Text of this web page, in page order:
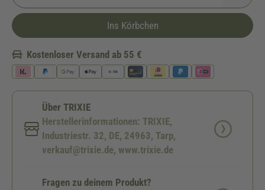
Ins Körbchen
Kostenloser Versand ab 55 €
Über TRIXIE
Herstellerinformationen: TRIXIE,
Industriestr. 32, DE, 24963, Tarp,
verkauf@trixie.de, www.trixie.de
Fragen zu deinem Produkt?